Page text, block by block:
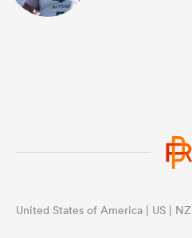
United States of America | US | NZ